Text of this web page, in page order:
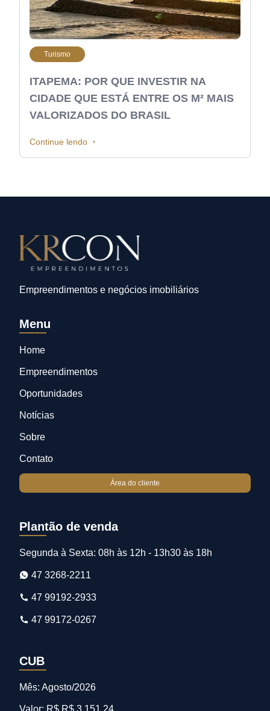
Turismo
ITAPEMA: POR QUE INVESTIR NA
CIDADE QUE ESTÁ ENTRE OS M² MAIS
VALORIZADOS DO BRASIL
Continue lendo
Empreendimentos e negócios imobiliários
Menu
Home
Empreendimentos
Oportunidades
Notícias
Sobre
Contato
Área do cliente
Plantão de venda
Segunda à Sexta: 08h às 12h - 13h30 às 18h
47 3268-2211
47 99192-2933
47 99172-0267
CUB
Mês: Agosto/2026
Valor: R$ R$ 3.151,24